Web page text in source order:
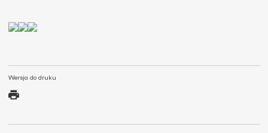
Wersja do druku